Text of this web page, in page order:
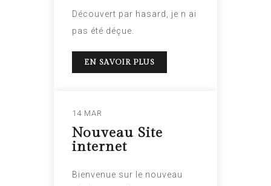
Découvert par hasard, je n ai
pas été déçue.
EN SAVOIR PLUS
14 MAR
Nouveau Site
internet
Bienvenue sur le nouveau